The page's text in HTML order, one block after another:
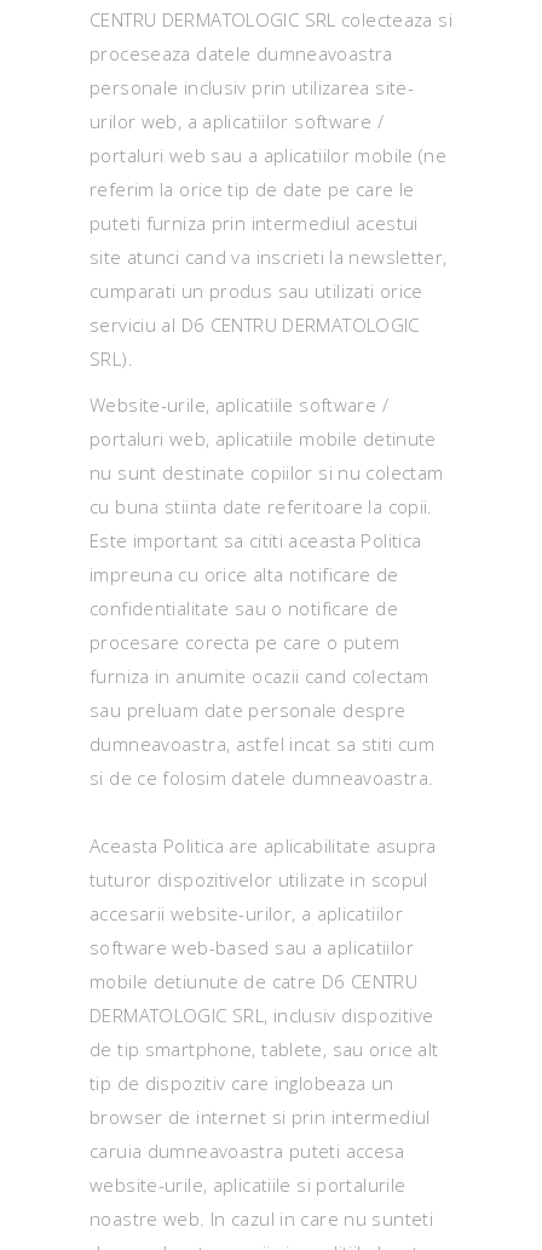
CENTRU DERMATOLOGIC SRL colecteaza si
proceseaza datele dumneavoastra
personale inclusiv prin utilizarea site-
urilor web, a aplicatiilor software /
portaluri web sau a aplicatiilor mobile (ne
referim la orice tip de date pe care le
puteti furniza prin intermediul acestui
site atunci cand va inscrieti la newsletter,
cumparati un produs sau utilizati orice
serviciu al D6 CENTRU DERMATOLOGIC
SRL).
Website-urile, aplicatiile software /
portaluri web, aplicatiile mobile detinute
nu sunt destinate copiilor si nu colectam
cu buna stiinta date referitoare la copii.
Este important sa cititi aceasta Politica
impreuna cu orice alta notificare de
confidentialitate sau o notificare de
procesare corecta pe care o putem
furniza in anumite ocazii cand colectam
sau preluam date personale despre
dumneavoastra, astfel incat sa stiti cum
si de ce folosim datele dumneavoastra.
Aceasta Politica are aplicabilitate asupra
tuturor dispozitivelor utilizate in scopul
accesarii website-urilor, a aplicatiilor
software web-based sau a aplicatiilor
mobile detiunute de catre D6 CENTRU
DERMATOLOGIC SRL, inclusiv dispozitive
de tip smartphone, tablete, sau orice alt
tip de dispozitiv care inglobeaza un
browser de internet si prin intermediul
caruia dumneavoastra puteti accesa
website-urile, aplicatiile si portalurile
noastre web. In cazul in care nu sunteti